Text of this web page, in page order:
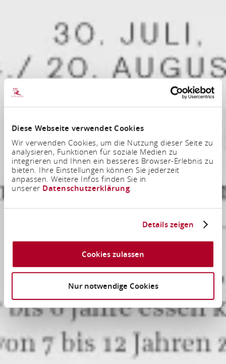
Diese Webseite verwendet Cookies
Wir verwenden Cookies, um die Nutzung dieser Seite zu
analysieren, Funktionen für soziale Medien zu
integrieren und Ihnen ein besseres Browser-Erlebnis zu
bieten. Ihre Einstellungen können Sie jederzeit
anpassen. Weitere Infos finden Sie in
unserer Datenschutzerklärung.
Details zeigen
Cookies zulassen
Nur notwendige Cookies